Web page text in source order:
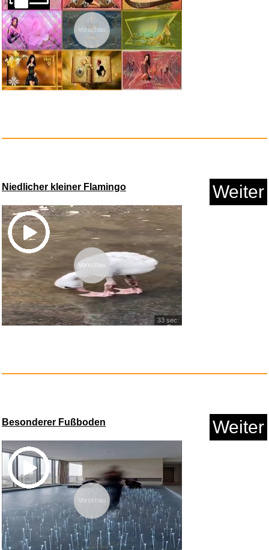
Tiny Bookshop [Nintendo
Switch...
NORDISK FILM Dr�
berne fra ...
Vorschau
Niedlicher kleiner Flamingo Weiter
Vorschau
33 sec.
Besonderer Fußboden Weiter
Vorschau